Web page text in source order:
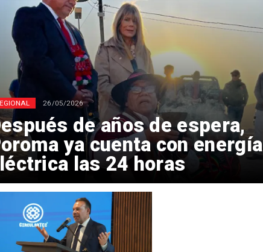
de años de espera,
ya cuenta con energía
las 24 horas
26/05/2026